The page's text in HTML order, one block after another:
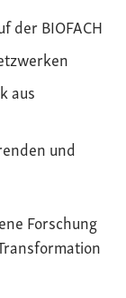
der BIOFACH
aus
und
Forschung